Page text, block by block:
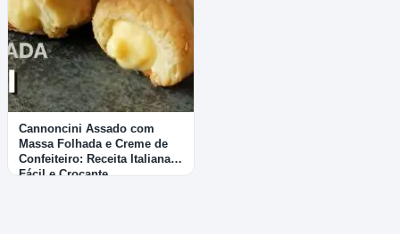
Cannoncini Assado com
Massa Folhada e Creme de
Confeiteiro: Receita Italiana
Fácil e Crocante